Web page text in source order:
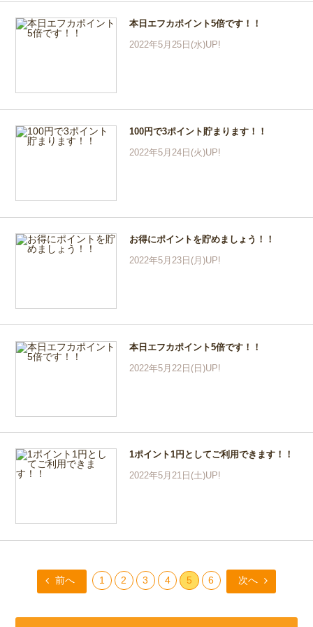
本日エフカポイント5倍です！！
2022年5月25日(水)UP!
100円で3ポイント貯まります！！
2022年5月24日(火)UP!
お得にポイントを貯めましょう！！
2022年5月23日(月)UP!
本日エフカポイント5倍です！！
2022年5月22日(日)UP!
1ポイント1円としてご利用できます！！
2022年5月21日(土)UP!
前へ 1 2 3 4 5 6 次へ